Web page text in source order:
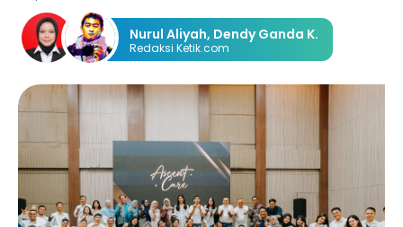
Nurul Aliyah, Dendy Ganda K.
Redaksi Ketik.com